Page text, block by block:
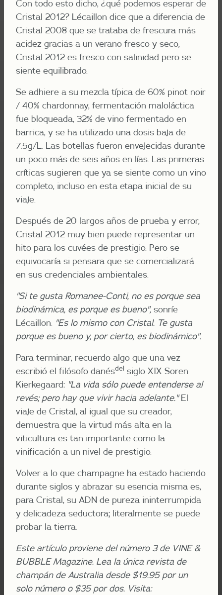
Con todo esto dicho, ¿qué podemos esperar de
Cristal 2012? Lécaillon dice que a diferencia de
Cristal 2008 que se trataba de frescura más
acidez gracias a un verano fresco y seco,
Cristal 2012 es fresco con salinidad pero se
siente equilibrado.
Se adhiere a su mezcla típica de 60% pinot noir
/ 40% chardonnay, fermentación maloláctica
fue bloqueada, 32% de vino fermentado en
barrica, y se ha utilizado una dosis baja de
7.5g/L. Las botellas fueron envejecidas durante
un poco más de seis años en lías. Las primeras
críticas sugieren que ya se siente como un vino
completo, incluso en esta etapa inicial de su
viaje.
Después de 20 largos años de prueba y error,
Cristal 2012 muy bien puede representar un
hito para los cuvées de prestigio. Pero se
equivocaría si pensara que se comercializará
en sus credenciales ambientales.
"Si te gusta Romanee-Conti, no es porque sea
biodinámica, es porque es bueno", sonríe
Lécaillon. "Es lo mismo con Cristal. Te gusta
porque es bueno y, por cierto, es biodinámico".
Para terminar, recuerdo algo que una vez
escribió el filósofo danésdel siglo XIX Soren
Kierkegaard: "La vida sólo puede entenderse al
revés; pero hay que vivir hacia adelante."El
viaje de Cristal, al igual que su creador,
demuestra que la virtud más alta en la
viticultura es tan importante como la
vinificación a un nivel de prestigio.
Volver a lo que champagne ha estado haciendo
durante siglos y abrazar su esencia misma es,
para Cristal, su ADN de pureza ininterrumpida
y delicadeza seductora; literalmente se puede
probar la tierra.
Este artículo proviene del número 3 de VINE &
BUBBLE Magazine. Lea la única revista de
champán de Australia desde $19.95 por un
solo número o $35 por dos. Visita: